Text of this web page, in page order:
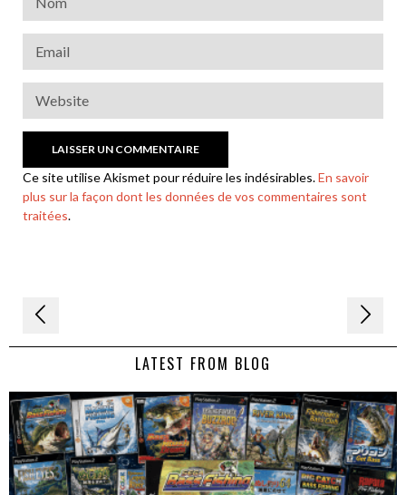
Ce site utilise Akismet pour réduire les indésirables.En savoir
plus sur la façon dont les données de vos commentaires sont
traitées.
Navigation
de LATEST FROM BLOG